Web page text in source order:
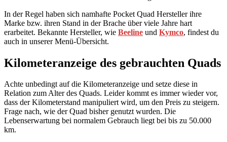
In der Regel haben sich namhafte Pocket Quad Hersteller ihre
Marke bzw. ihren Stand in der Brache über viele Jahre hart
erarbeitet. Bekannte Hersteller, wie Beeline und Kymco, findest du
auch in unserer Menü-Übersicht.
Kilometeranzeige des gebrauchten Quads
Achte unbedingt auf die Kilometeranzeige und setze diese in
Relation zum Alter des Quads. Leider kommt es immer wieder vor,
dass der Kilometerstand manipuliert wird, um den Preis zu steigern.
Frage nach, wie der Quad bisher genutzt wurden. Die
Lebenserwartung bei normalem Gebrauch liegt bei bis zu 50.000
km.